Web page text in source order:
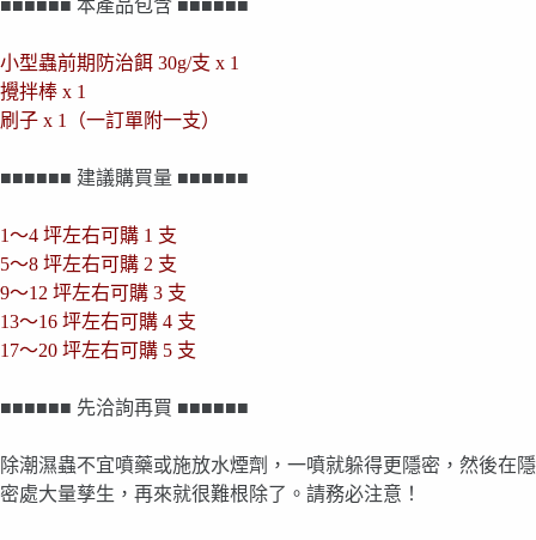
■■■■■■ 本產品包含 ■■■■■■
小型蟲前期防治餌 30g/支 x 1
攪拌棒 x 1
刷子 x 1（一訂單附一支）
■■■■■■ 建議購買量 ■■■■■■
1〜4 坪左右可購 1 支
5〜8 坪左右可購 2 支
9〜12 坪左右可購 3 支
13〜16 坪左右可購 4 支
17〜20 坪左右可購 5 支
■■■■■■ 先洽詢再買 ■■■■■■
除潮濕蟲不宜噴藥或施放水煙劑，一噴就躲得更隱密，然後在隱
密處大量孳生，再來就很難根除了。請務必注意！